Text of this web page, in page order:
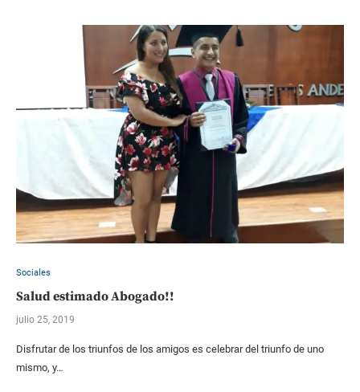
Sociales
Salud estimado Abogado!!
julio 25, 2019
Disfrutar de los triunfos de los amigos es celebrar del triunfo de uno
mismo, y…